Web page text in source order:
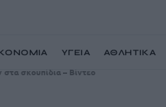
ΥΓΕΙΑ ΑΘΛΗΤΙΚΑ
σκουπίδια – Βίντεο